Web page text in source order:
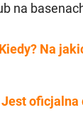
na
Na
oficjalna